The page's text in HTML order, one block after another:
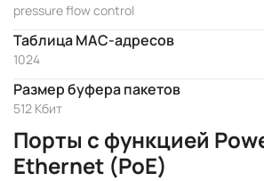
pressure flow control
Таблица MAC-адресов
1024
Размер буфера пакетов
512 Кбит
Порты с функцией
Ethernet (PoE)